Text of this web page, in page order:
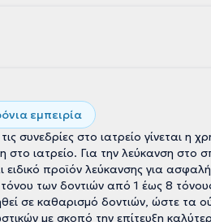
εμπειρία
συνεδρίες στο ιατρείο γίνεται η
ιατρείο. Για την λεύκανση στο
προϊόν λεύκανσης για
των δοντιών από 1 έως 8
και τα δόντια άνευ
με σκοπό την επίτευξη